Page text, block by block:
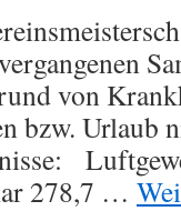
von
bzw. Urlaub
278,7 …